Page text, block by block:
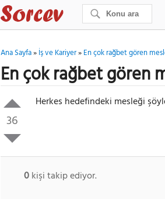
Ana Sayfa»İş ve Kariyer»En çok rağbet gören
En çok rağbet gören
36
Herkes hedefindeki mesleği
0kişi takip ediyor.